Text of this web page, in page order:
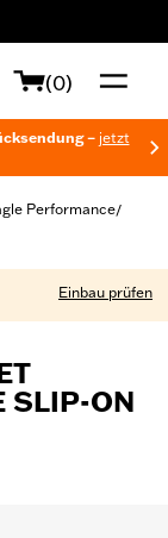
(0)
– jetzt
Performance/
Einbau prüfen
SLIP-ON